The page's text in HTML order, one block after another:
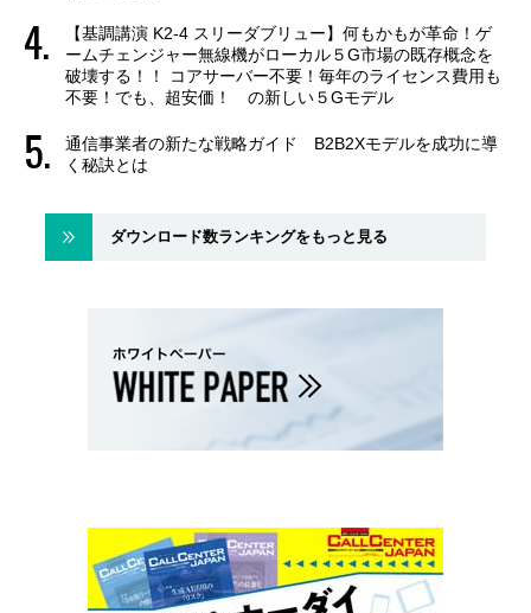
【基調講演 K2-4 スリーダブリュー】何もかもが革命！ゲ
ームチェンジャー無線機がローカル５G市場の既存概念を
破壊する！！ コアサーバー不要！毎年のライセンス費用も
不要！でも、超安価！ の新しい５Gモデル
通信事業者の新たな戦略ガイド B2B2Xモデルを成功に導
く秘訣とは
ダウンロード数ランキングをもっと見る